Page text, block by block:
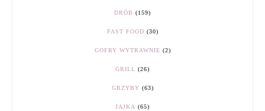
DRÓB (159)
FAST FOOD (30)
GOFRY WYTRAWNIE (2)
GRILL (26)
GRZYBY (63)
JAJKA (65)